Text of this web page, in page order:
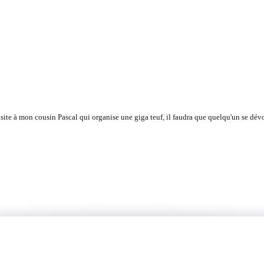
à mon cousin Pascal qui organise une giga teuf, il faudra que quelqu'un se